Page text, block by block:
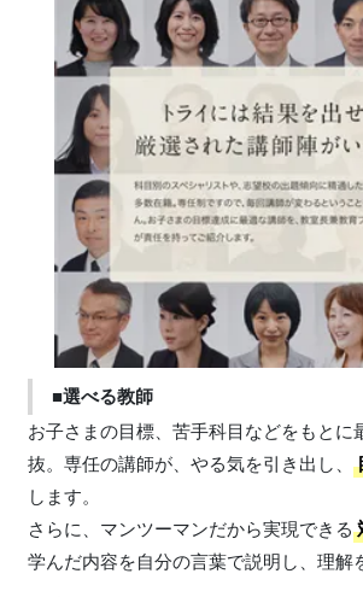
■選べる教師
お子さまの目標、苦手科目などをもとに
抜。専任の講師が、やる気を引き出し、
します。
さらに、マンツーマンだから実現できる
学んだ内容を自分の言葉で説明し、理解